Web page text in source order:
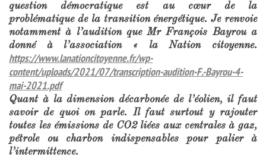
question démocratique est au cœur de la
problématique de la transition énergétique. Je renvoie
notamment à l’audition que Mr François Bayrou a
donné à l’association « la Nation citoyenne.
https://www.lanationcitoyenne.fr/wp-
content/uploads/2021/07/transcription-audition-F.-Bayrou-4-
mai-2021.pdf
Quant à la dimension décarbonée de l’éolien, il faut
savoir de quoi on parle. Il faut surtout y rajouter
toutes les émissions de CO2 liées aux centrales à gaz,
pétrole ou charbon indispensables pour palier à
l’intermittence.